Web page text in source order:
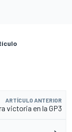
ARTÍCULO ANTERIOR
victoria en la GP3